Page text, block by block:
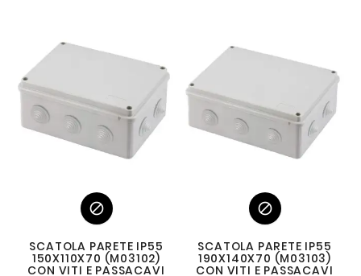

SCATOLA PARETE IP55
150X110X70 (M03102)
CON VITI E PASSACAVI

SCATOLA PARETE IP55
190X140X70 (M03103)
CON VITI E PASSACAVI